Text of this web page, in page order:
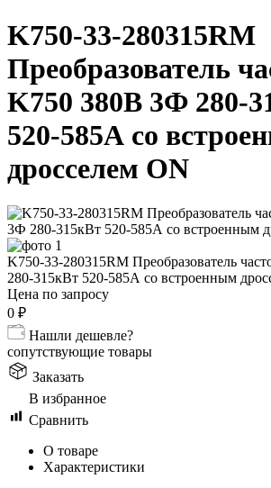
K750-33-280315RM
Преобразователь
K750 380В 3Ф 280-
520-585А со
дросселем ON
K750-33-280315RM Преобразователь
280-315кВт 520-585А со встроенным
Цена по запросу
0 ₽
Нашли дешевле?
сопутствующие товары
Заказать
В избранное
Сравнить
О товаре
Характеристики